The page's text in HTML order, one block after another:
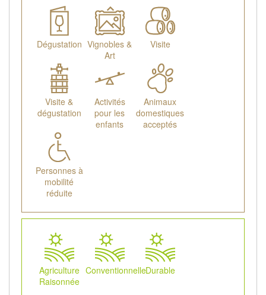
Dégustation Vignobles &
Art
Visite
Visite &
dégustation
Activités
pour les
enfants
Animaux
domestiques
acceptés
Personnes à
mobilité
réduite
Agriculture
Raisonnée
ConventionnelleDurable